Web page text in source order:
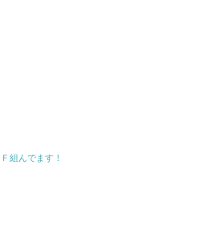
組んでます！